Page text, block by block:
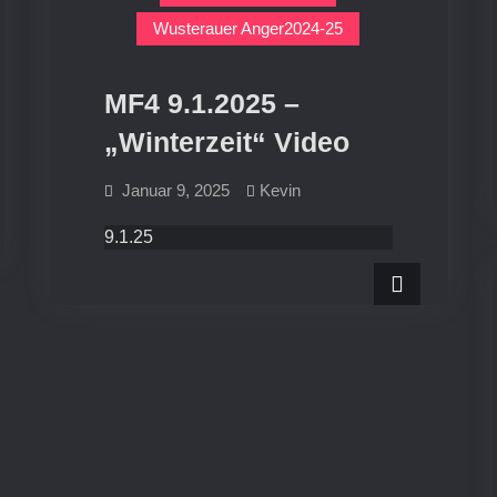
Wusterauer Anger2024-25
MF4 9.1.2025 –
„Winterzeit“ Video
Januar 9, 2025 Kevin
9.1.25